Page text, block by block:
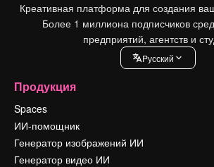
Креативная платформа для создания
Более 1 миллиона подписчиков
предприятий, агентств и
Pусский
Продукция
Spaces
ИИ-помощник
Генератор изображений ИИ
Генератор видео ИИ